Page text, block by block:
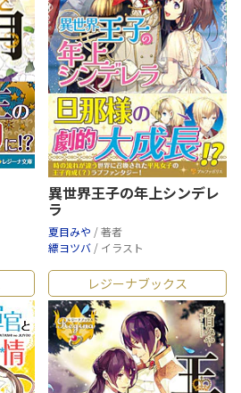
異世界王子の年上シンデレ
ラ
夏目みや / 著者
縹ヨツバ / イラスト
レジーナブックス